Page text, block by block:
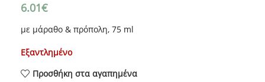
6.01€
με μάραθο & πρόπολη, 75 ml
Εξαντλημένο
Προσθήκη στα αγαπημένα